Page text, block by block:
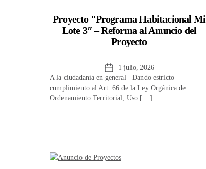
Proyecto "Programa Habitacional Mi
Lote 3″ – Reforma al Anuncio del
Proyecto
Fecha
de
la
entrada
1 julio, 2026
A la ciudadanía en general Dando estricto
cumplimiento al Art. 66 de la Ley Orgánica de
Ordenamiento Territorial, Uso […]